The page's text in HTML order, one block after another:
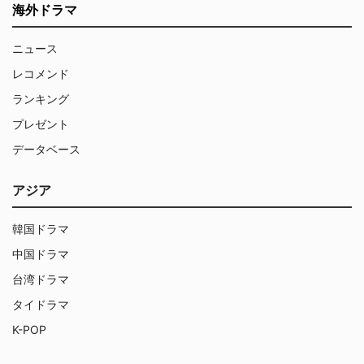
海外ドラマ
ニュース
レコメンド
ランキング
プレゼント
データベース
アジア
韓国ドラマ
中国ドラマ
台湾ドラマ
タイドラマ
K-POP